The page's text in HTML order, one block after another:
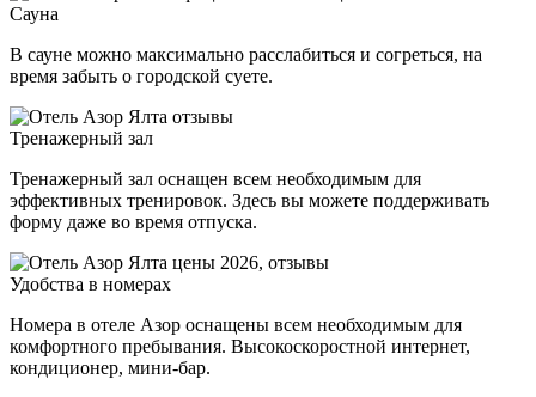
Сауна
В сауне можно максимально расслабиться и согреться, на
время забыть о городской суете.
Тренажерный зал
Тренажерный зал оснащен всем необходимым для
эффективных тренировок. Здесь вы можете поддерживать
форму даже во время отпуска.
Удобства в номерах
Номера в отеле Азор оснащены всем необходимым для
комфортного пребывания. Высокоскоростной интернет,
кондиционер, мини-бар.